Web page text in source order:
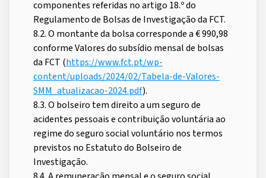
componentes referidas no artigo 18.º do
Regulamento de Bolsas de Investigação da FCT.
8.2. O montante da bolsa corresponde a € 990,98
conforme Valores do subsídio mensal de bolsas
da FCT (https://www.fct.pt/wp-
content/uploads/2024/02/Tabela-de-Valores-
SMM_atualizacao-2024.pdf).
8.3. O bolseiro tem direito a um seguro de
acidentes pessoais e contribuição voluntária ao
regime do seguro social voluntário nos termos
previstos no Estatuto do Bolseiro de
Investigação.